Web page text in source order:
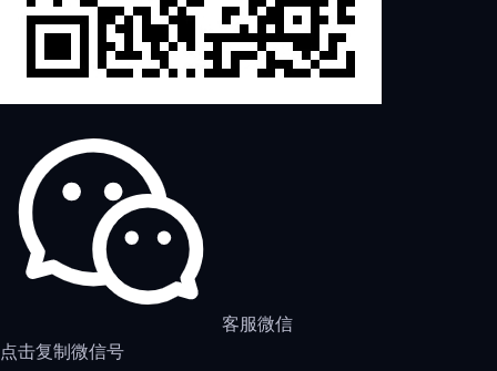
客服微信
点击复制微信号